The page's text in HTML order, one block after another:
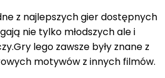
z najlepszych gier dostępnych
nie tylko młodszych ale i
lego zawsze były znane z
motywów z innych filmów.